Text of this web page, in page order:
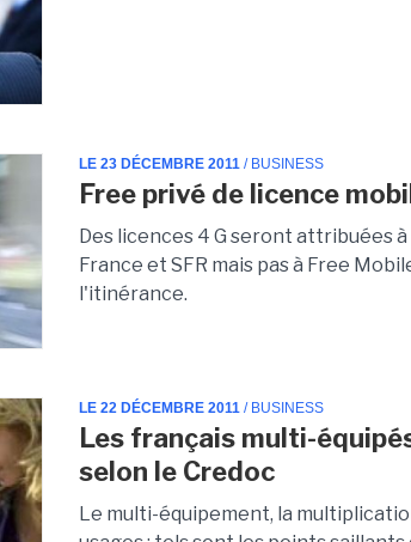
LE 23 DÉCEMBRE 2011 / BUSINESS
Free privé de licence
Des licences 4 G seront attribuées
France et SFR mais pas à Free
l'itinérance.
LE 22 DÉCEMBRE 2011 / BUSINESS
Les français multi-
selon le Credoc
Le multi-équipement, la